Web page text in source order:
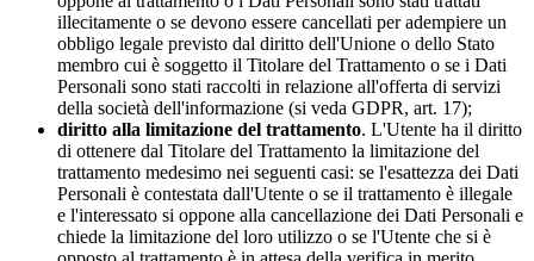
illecitamente o se devono essere cancellati per adempiere un
obbligo legale previsto dal diritto dell'Unione o dello Stato
membro cui è soggetto il Titolare del Trattamento o se i Dati
Personali sono stati raccolti in relazione all'offerta di servizi
della società dell'informazione (si veda GDPR, art. 17);
diritto alla limitazione del trattamento. L'Utente ha il diritto
di ottenere dal Titolare del Trattamento la limitazione del
trattamento medesimo nei seguenti casi: se l'esattezza dei Dati
Personali è contestata dall'Utente o se il trattamento è illegale
e l'interessato si oppone alla cancellazione dei Dati Personali e
chiede la limitazione del loro utilizzo o se l'Utente che si è